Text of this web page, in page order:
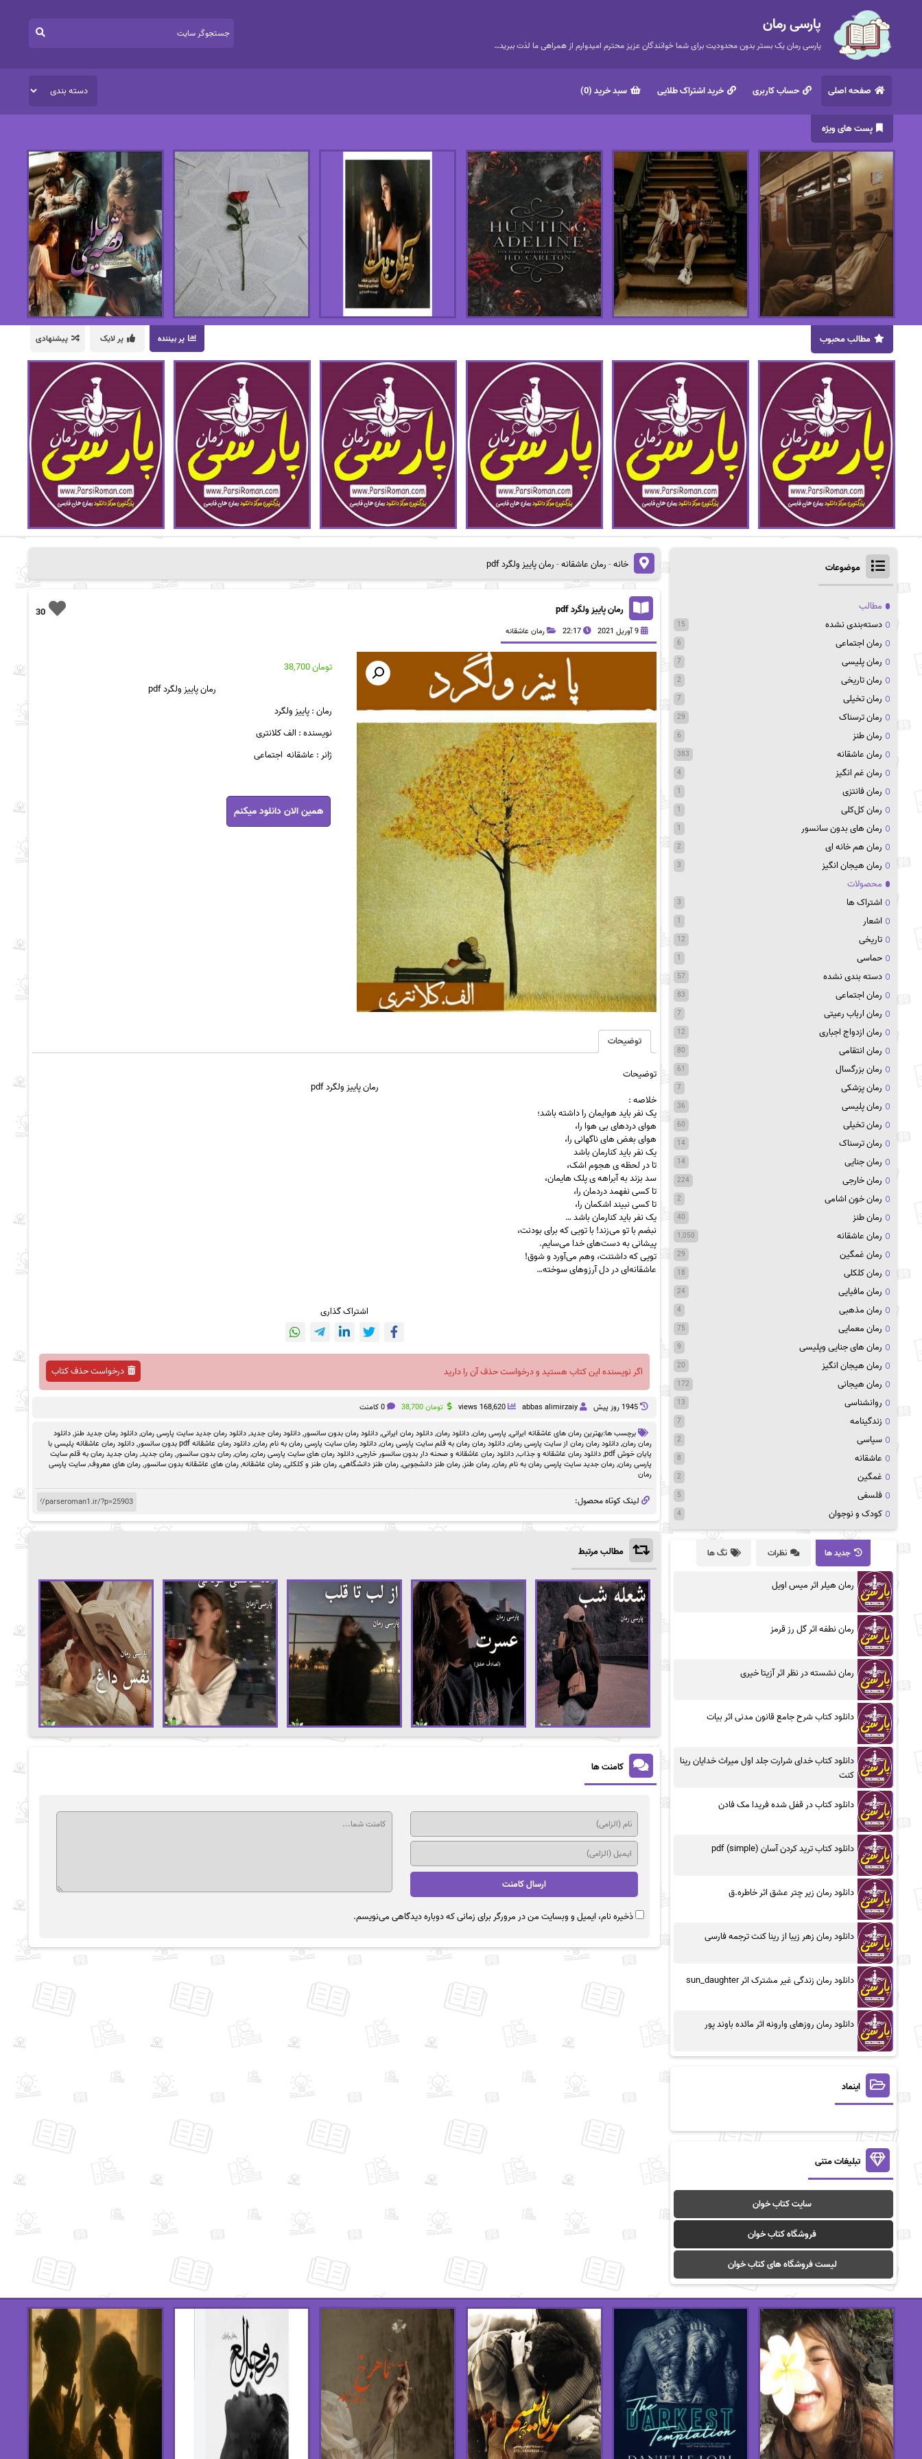
پارسی رمان
پارسی رمان یک بستر بدون محدودیت برای شما خوانندگان عزیز محترم امیدوارم از همراهی ما لذت ببرید…
صفحه اصلی حساب کاربری خرید اشتراک طلایی سبد خرید (0)
پست های ویژه
پر بیننده پر لایک پیشنهادی مطالب محبوب
خانه-رمان عاشقانه-رمان پاییز ولگرد pdf
30 رمان پاییز ولگرد pdf
9 آوریل 2021 22:17 رمان عاشقانه
تومان38,700
رمان پاییز ولگرد pdf
رمان : پاییز ولگرد
نویسنده : الف کلانتری
ژانر : عاشقانه اجتماعی
رمان
پاییز
ولگرد
همین الان دانلود میکنم
توضیحات
توضیحات
رمانپاییز ولگرد pdf
خلاصه :
یک نفر باید هوایمان را داشته باشد؛
هوای دردهای بی هوا را،
هوای بغض های ناگهانی را،
یک نفر باید کنارمان باشد
تا در لحظه ی هجوم اشک،
سد بزند به آبراهه ی پلک هایمان،
تا کسی نفهمد دردمان را،
تا کسی نبیند اشکمان را،
یک نفر باید کنارمان باشد …
نبضم با تو می‌زند! با تویی که برای بودنت،
پیشانی به دست‌های خدا می‌سایم.
تویی که داشتنت، وهم می‌آورد و شوق!
عاشقانه‌ای در دل آرزوهای سوخته…
اشتراک گذاری
اگر نویسنده این کتاب هستید و درخواست حذف آن را دارید درخواست حذف کتاب
1945 روز پيش abbas alimirzaiy
168,620 views تومان 0 کامنت
برچسب ها:بهترین رمان های عاشقانه ایرانی, پارسی رمان,دانلود رمان,دانلود رمان ایرانی,دانلود رمان بدون سانسور,دانلود رمان جدید,دانلود رمان جدید سایت پارسی رمان,دانلود رمان جدید طنز,دانلود
رمان رمان,دانلود رمان رمان از سایت پارسی رمان,دانلود رمان رمان به قلم سایت پارسی رمان,دانلود رمان سایت پارسی رمان به نام رمان,دانلود رمان عاشقانه pdf بدون سانسور ,دانلود رمان عاشقانه پلیسی با
پایان خوش pdf
,دانلود رمان عاشقانه و جذاب,دانلود رمان عاشقانه و صحنه دار بدون سانسور خارجی,دانلود رمان های سایت پارسی رمان,رمان,رمان بدون سانسور,رمان جدید,رمان جدید رمان به قلم سایت
پارسی رمان,رمان جدید سایت پارسی رمان به نام رمان,رمان طنز,رمان طنز دانشجویی,رمان طنز دانشگاهی,رمان طنز و کلکلی,رمان عاشقانه,رمان های عاشقانه بدون سانسور,رمان های معروف,سایت پارسی
رمان
لینک کوتاه محصول:
مطالب مرتبط
کامنت ها
ذخیره نام، ایمیل و وبسایت من در مرورگر برای زمانی که دوباره دیدگاهی می‌نویسم.
موضوعات
مطالب
دسته‌بندی نشده
15
رمان اجتماعی 6
رمان پلیسی 7
رمان تاریخی 2
رمان تخیلی 7
رمان ترسناک 29
رمان طنز 6
رمان عاشقانه 383
رمان غم انگیز 4
رمان فانتزی 1
رمان کل‌کلی 1
رمان های بدون سانسور 1
رمان هم خانه ای 2
رمان هیجان انگیز 3
محصولات
اشتراک ها
3
اشعار 1
تاریخی 12
حماسی 1
دسته بندی نشده 57
رمان اجتماعی 83
رمان ارباب رعیتی 7
رمان ازدواج اجباری 12
رمان انتقامی 80
رمان بزرگسال 61
رمان پزشکی 7
رمان پلیسی 36
رمان تخیلی 60
رمان ترسناک 14
رمان جنایی 14
رمان خارجی 224
رمان خون اشامی 2
رمان طنز 40
رمان عاشقانه 1,050
رمان غمگین 29
رمان کلکلی 18
رمان مافیایی 24
رمان مذهبی 4
رمان معمایی 75
رمان های جنایی وپلیسی 9
رمان هیجان انگیز 20
رمان هیجانی 172
روانشناسی 13
زندگینامه 7
سیاسی 2
عاشقانه 8
غمگین 2
فلسفی 5
کودک و نوجوان 4
جدید ها نظرات تگ ها
رمان هیلر اثر میس اویل
رمان نطفه اثر گل رز قرمز
رمان نشسته در نظر اثر آزیتا خیری
دانلود کتاب شرح جامع قانون مدنی اثر بیات
دانلود کتاب خدای شرارت جلد اول میراث خدایان رینا
کنت
دانلود کتاب در قفل شده فریدا مک فادن
دانلود کتاب ترید کردن آسان (simple) pdf
دانلود رمان زیر چتر عشق اثر خاطره.ق
دانلود رمان زهر زیبا از رینا کنت ترجمه فارسی
دانلود رمان زندگی غیر مشترک اثر sun_daughter
دانلود رمان روزهای وارونه اثر مائده باوند پور
اینماد
تبلیغات متنی
سایت کتاب خوان
فروشگاه کتاب خوان
لیست فروشگاه های کتاب خوان